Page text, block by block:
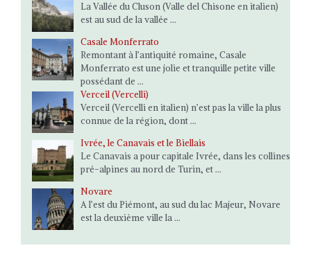
La Vallée du Cluson (Valle del Chisone en italien)
est au sud de la vallée ...
Casale Monferrato
Remontant à l’antiquité romaine, Casale
Monferrato est une jolie et tranquille petite ville
possédant de ...
Verceil (Vercelli)
Verceil (Vercelli en italien) n’est pas la ville la plus
connue de la région, dont ...
Ivrée, le Canavais et le Biellais
Le Canavais a pour capitale Ivrée, dans les collines
pré-alpines au nord de Turin, et ...
Novare
A l’est du Piémont, au sud du lac Majeur, Novare
est la deuxième ville la ...